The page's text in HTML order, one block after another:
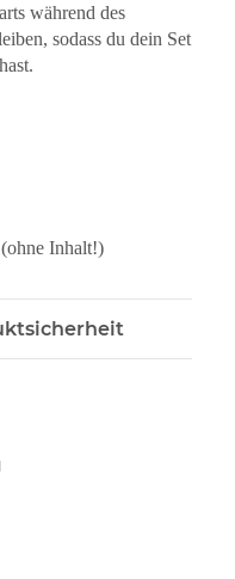
während des
sodass du dein Set
Inhalt!)